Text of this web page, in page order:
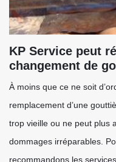
KP Service peut
changement de
À moins que ce ne soit
remplacement d’une
trop vieille ou ne peut plus
dommages irréparables.
recommandons les